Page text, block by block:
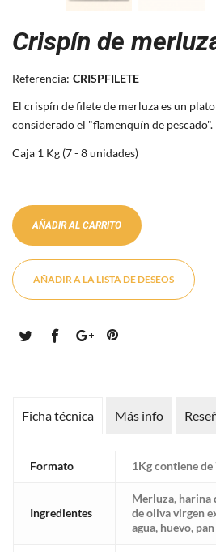
Crispín de
Referencia: CRISPFILETE
El crispín de filete de merluza es un
considerado el "flamenquín de pescado".
Caja 1 Kg (7 - 8 unidades)
AÑADIR AL CARRITO
AÑADIR A LA LISTA DE DESEOS
Ficha técnica Más info
Formato 1Kg contiene de
Ingredientes
Merluza, harina
de oliva virgen
agua, huevo,